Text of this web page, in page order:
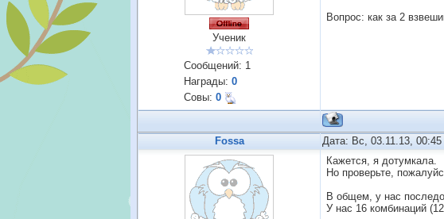
Ученик
Сообщений: 1
Награды: 0
Совы: 0
Вопрос: как за 2
Fossa Дата: Вс, 03.11.13,
Кажется, я дотумкала.
Но проверьте,
В общем, у нас
У нас 16 комбинаций